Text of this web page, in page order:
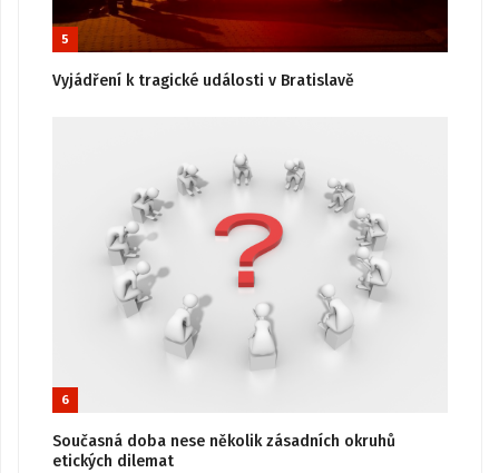
5
Vyjádření k tragické události v Bratislavě
6
Současná doba nese několik zásadních okruhů
etických dilemat